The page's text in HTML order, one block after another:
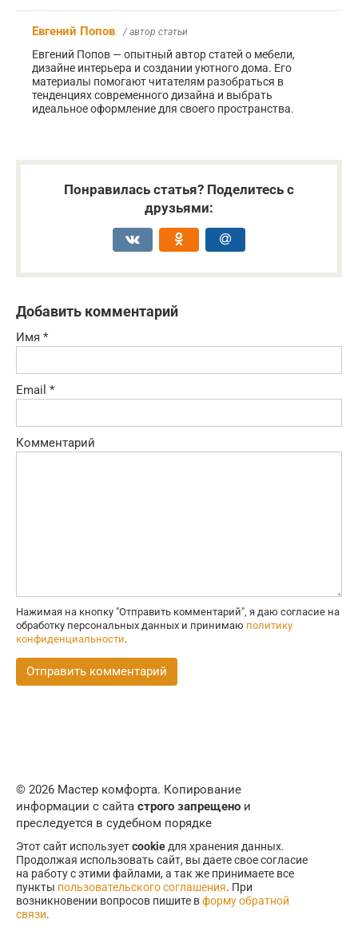
Евгений Попов / автор статьи
Евгений Попов — опытный автор статей о мебели,
дизайне интерьера и создании уютного дома. Его
материалы помогают читателям разобраться в
тенденциях современного дизайна и выбрать
идеальное оформление для своего пространства.
Понравилась статья? Поделитесь с
друзьями:
Добавить комментарий
Имя *
Email *
Комментарий
Нажимая на кнопку "Отправить комментарий", я даю согласие на
обработку персональных данных и принимаю политику
конфиденциальности.
© 2026 Мастер комфорта. Копирование
информации с сайта строго запрещено и
преследуется в судебном порядке
Этот сайт используетcookie для хранения данных.
Продолжая использовать сайт, вы даете свое согласие
на работу с этими файлами, а так же принимаете все
пункты пользовательского соглашения. При
возникновении вопросов пишите вформу обратной
связи.